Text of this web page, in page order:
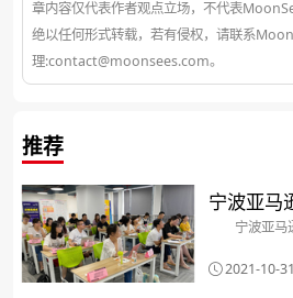
章内容仅代表作者观点立场，不代表
绝以任何形式转载，若有侵权，请联系
理:contact@moonsees.com。
推荐
宁波亚马
宁波亚马逊
才的需求也有
许多人应该都
2021-10-